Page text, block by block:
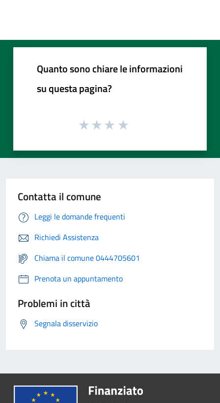
Quanto sono chiare le informazioni
su questa pagina?
Contatta il comune
Leggi le domande frequenti
Richiedi Assistenza
Chiama il comune 0444705601
Prenota un appuntamento
Problemi in città
Segnala disservizio